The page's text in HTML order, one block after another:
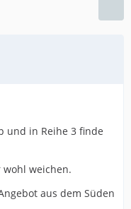
und in Reihe 3 finde
weichen.
aus dem Süden